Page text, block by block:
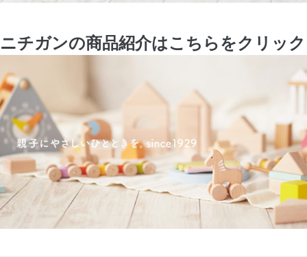
ニチガンの商品紹介はこちらをクリック